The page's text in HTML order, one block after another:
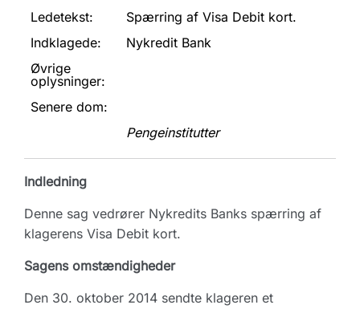
Ledetekst:
Spærring af Visa Debit kort.
Indklagede:
Nykredit Bank
Øvrige
oplysninger:
Senere dom:
Pengeinstitutter
Indledning
Denne sag vedrører Nykredits Banks spærring af
klagerens Visa Debit kort.
Sagens omstændigheder
Den 30. oktober 2014 sendte klageren et